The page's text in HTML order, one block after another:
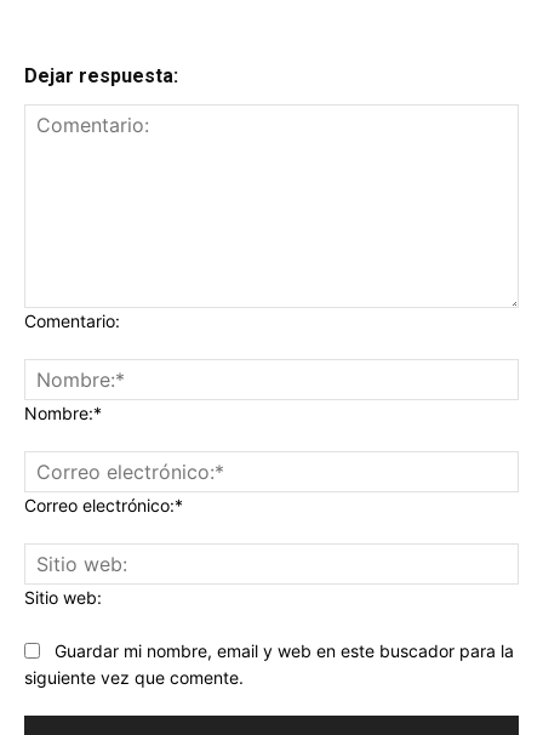
Dejar respuesta:
Comentario:
Nombre:*
Correo electrónico:*
Sitio web:
Guardar mi nombre, email y web en este buscador para la
siguiente vez que comente.